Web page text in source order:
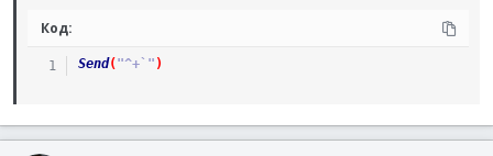
Код:
Send( "^+`" )